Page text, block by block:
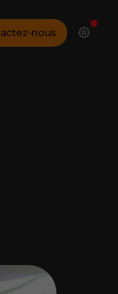
nous